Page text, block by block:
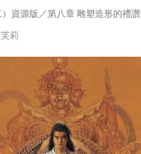
資源版／第八章 雕塑造形的禮讚
莉